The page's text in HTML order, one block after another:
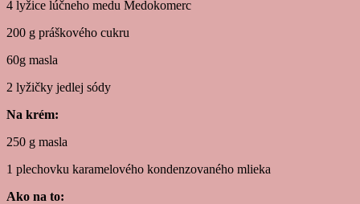
4 lyžice lúčneho medu Medokomerc
200 g práškového cukru
60g masla
2 lyžičky jedlej sódy
Na krém:
250 g masla
1 plechovku karamelového kondenzovaného mlieka
Ako na to: